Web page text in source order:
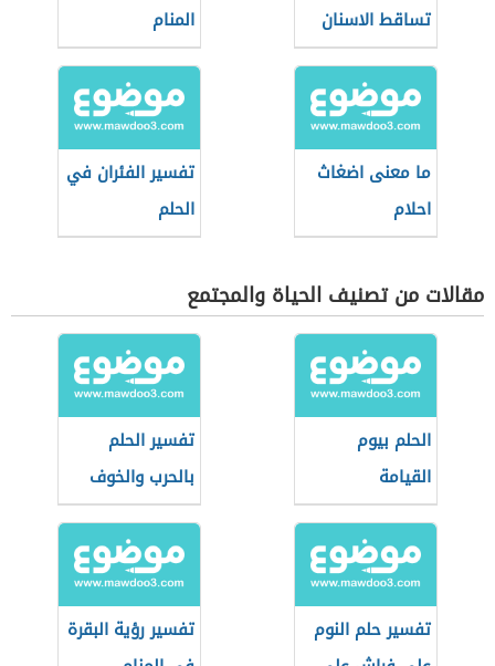
تساقط الاسنان
المنام
ما معنى اضغاث
احلام
تفسير الفئران في
الحلم
مقالات من تصنيف الحياة والمجتمع
الحلم بيوم
القيامة
تفسير الحلم
بالحرب والخوف
منها
تفسير حلم النوم
تفسير رؤية البقرة